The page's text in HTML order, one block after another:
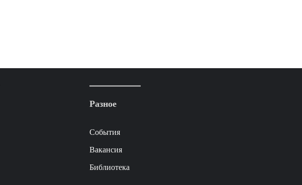
Разное
События
Вакансия
Библиотека